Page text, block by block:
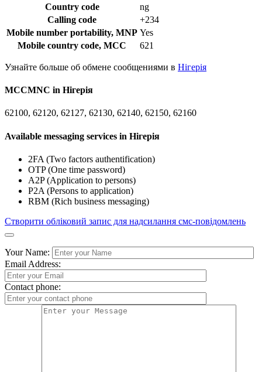
Country code
ng
Calling code
+234
Mobile number portability, MNP Yes
Mobile country code, MCC
621
Узнайте больше об обмене сообщениями в Нігерія
MCCMNC in Нігерія
62100, 62120, 62127, 62130, 62140, 62150, 62160
Available messaging services in Нігерія
2FA (Two factors authentification)
OTP (One time password)
A2P (Application to persons)
P2A (Persons to application)
RBM (Rich business messaging)
Створити обліковий запис для надсилання смс-повідомлень
Your Name:
Email Address:
Contact phone: